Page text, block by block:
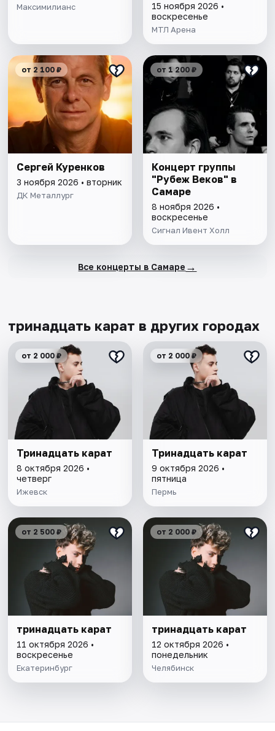
Максимилианс
15 ноября 2026 •
воскресенье
МТЛ Арена
от 2 100 ₽
Сергей Куренков
3 ноября 2026 • вторник
ДК Металлург
от 1 200 ₽
Концерт группы
"Рубеж Веков" в
Самаре
8 ноября 2026 •
воскресенье
Сигнал Ивент Холл
Все концерты в Самаре →
тринадцать карат в других городах
от 2 000 ₽
Тринадцать карат
8 октября 2026 •
четверг
Ижевск
от 2 000 ₽
Тринадцать карат
9 октября 2026 •
пятница
Пермь
от 2 500 ₽
тринадцать карат
11 октября 2026 •
воскресенье
Екатеринбург
от 2 000 ₽
тринадцать карат
12 октября 2026 •
понедельник
Челябинск